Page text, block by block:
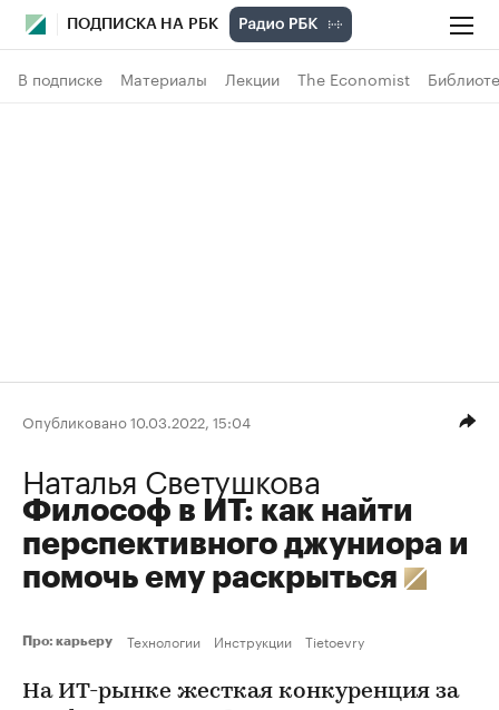
ПОДПИСКА НА РБК
В подписке Материалы Лекции The Economist
Опубликовано 10.03.2022, 15:04
Наталья Светушкова
Философ в ИТ: как найти
перспективного джуниора и
помочь ему раскрыться
Про: карьеру Технологии Инструкции Tietoevry
На ИТ-рынке жесткая конкуренция за